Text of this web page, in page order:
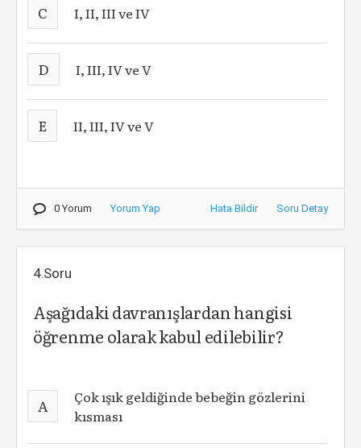
C I, II, III ve IV
D I, III, IV ve V
E II, III, IV ve V
0 Yorum Yorum Yap Hata Bildir Soru Detay
4.Soru
Aşağıdaki davranışlardan hangisi
öğrenme olarak kabul edilebilir?
A
Çok ışık geldiğinde bebeğin gözlerini
kısması